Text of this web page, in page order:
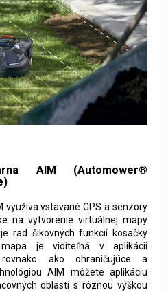
AIM (Automower®
využíva vstavané GPS a senzory
na vytvorenie virtuálnej mapy
rad šikovných funkcií kosačky
je viditeľná v aplikácii
ako ohraničujúce a
AIM môžete aplikáciu
oblastí s rôznou výškou